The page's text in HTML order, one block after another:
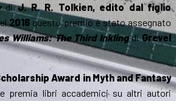
diJ. R. R. Tolkien, edito dal figlio
2016 questo premio è stato assegnato
Williams: The Third InklingdiGrevel
Award in Myth and Fantasy
premia libri accademici su altri autori